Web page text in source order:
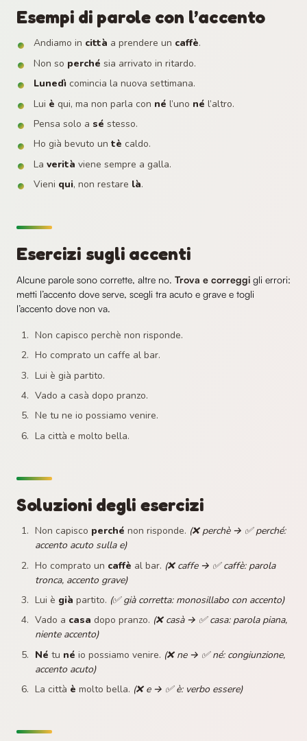
Esempi di parole con l’accento
Andiamo in città a prendere un caffè.
Non so perché sia arrivato in ritardo.
Lunedì comincia la nuova settimana.
Lui è qui, ma non parla con né l’uno né l’altro.
Pensa solo a sé stesso.
Ho già bevuto untè caldo.
Laverità viene sempre a galla.
Vieni qui, non restare là.
Esercizi sugli accenti
Alcune parole sono corrette, altre no. Trova e correggi gli errori:
metti l’accento dove serve, scegli tra acuto e grave e togli
l’accento dove non va.
Non capisco perchè non risponde.
Ho comprato un caffe al bar.
Lui è già partito.
Vado a casà dopo pranzo.
Ne tu ne io possiamo venire.
La città e molto bella.
Soluzioni degli esercizi
Non capisco perché non risponde. (❌ perchè → ✅ perché:
accento acuto sulla e)
Ho comprato un caffè al bar. (❌ caffe → ✅ caffè: parola
tronca, accento grave)
Lui è già partito. (✅ già corretta: monosillabo con accento)
Vado a casa dopo pranzo. (❌ casà → ✅ casa: parola piana,
niente accento)
Né tu né io possiamo venire. (❌ ne → ✅ né: congiunzione,
accento acuto)
La città è molto bella. (❌ e → ✅ è: verbo essere)